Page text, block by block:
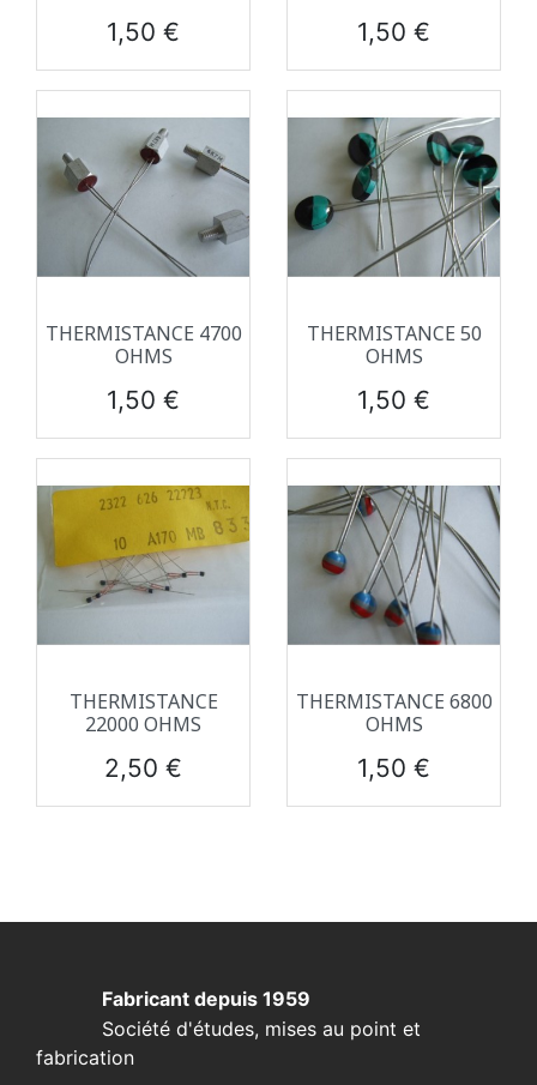
Prix
1,50 € Prix
1,50 €
THERMISTANCE 4700
OHMS
Prix
1,50 €
THERMISTANCE 50
OHMS
Prix
1,50 €
THERMISTANCE
22000 OHMS
Prix
2,50 €
THERMISTANCE 6800
OHMS
Prix
1,50 €
Fabricant depuis 1959
Société d'études, mises au point et
fabrication